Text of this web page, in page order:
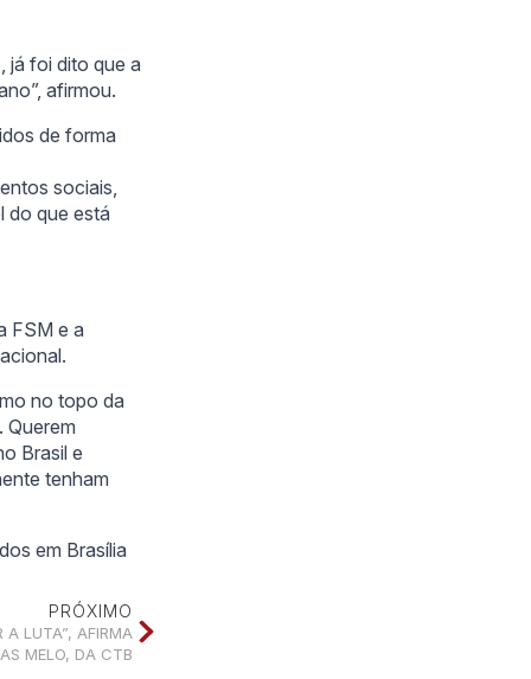
já foi dito que a
afirmou.
de forma
sociais,
do que está
FSM e a
no topo da
Querem
Brasil e
tenham
em Brasília
PRÓXIMO
A LUTA”, AFIRMA
MELO, DA CTB